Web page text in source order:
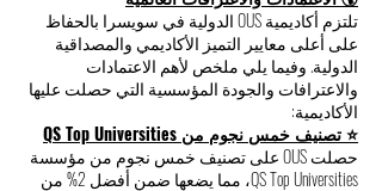
تلتزم أكاديمية OUS الدولية في سويسرا بالحفاظ
على أعلى معايير التميز الأكاديمي والمصداقية
الدولية. وفيما يلي ملخص لأهم الاعتمادات
والاعترافات والجودة المؤسسية التي حصلت عليها
الأكاديمية:
⭐ تصنيف خمس نجوم من QS Top Universities
حصلت OUS على تصنيف خمس نجوم من مؤسسة
QS Top Universities، مما يضعها ضمن أفضل 2% من